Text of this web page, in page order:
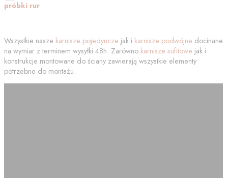
próbki rur
Wszystkie nasze karnisze pojedyncze jak i karnisze podwójne docinane
na wymiar z terminem wysyłki 48h. Zarówno karnisze sufitowe jak i
konstrukcje montowane do ściany zawierają wszystkie elementy
potrzebne do montażu.